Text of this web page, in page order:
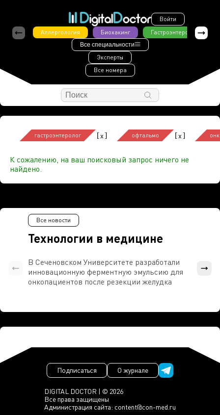
Войти
Аллергология
Биохакинг Гастроэнтерология
Все специальности
Эксперты
Все номера
гастроэнтеролог [x] офтальмо [x]
К сожалению, на ваш поисковый запрос ничего не
найдено.
Технологии в медицине
Все новости
В Сеченовском Университете разработали
инновационную ферментную эмульсию для
онкопациентов после резекции желудка
DIGITAL DOCTOR | © 2026
Все права защищены
Администрация сайта: content@con-med.ru
Подписаться О журнале